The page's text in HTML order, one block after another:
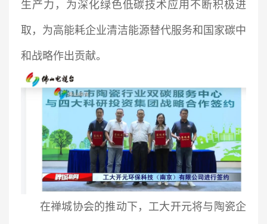
生产力，为深化绿色低碳技术应用不断积极进
取，为高能耗企业清洁能源替代服务和国家碳中
和战略作出贡献。
在禅城协会的推动下，工大开元将与陶瓷企